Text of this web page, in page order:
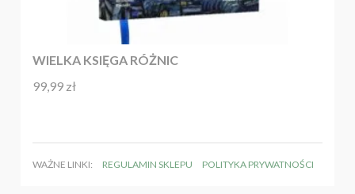
WIELKA KSIĘGA RÓŻNIC
Oceniono
99,99 zł
WAŻNE LINKI: REGULAMIN SKLEPU POLITYKA PRYWATNOŚCI